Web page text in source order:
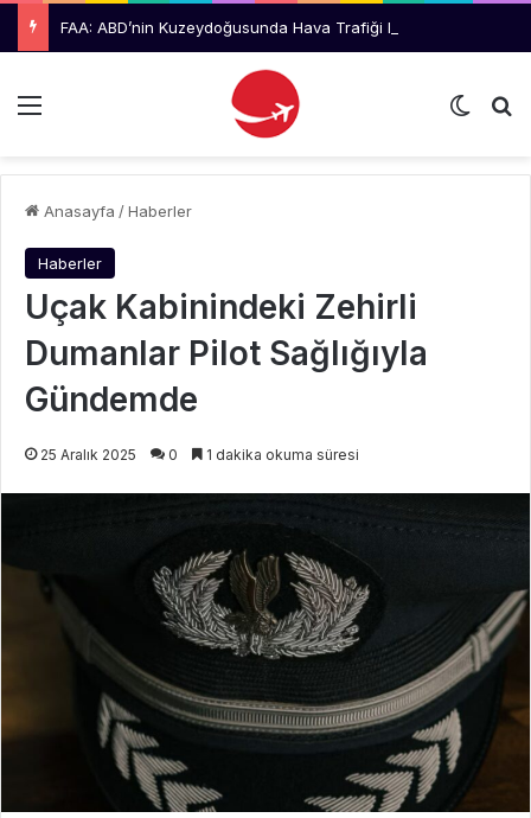
Menü Dış
Anasayfa /Haberler
Haberler
Uçak Kabinindeki Zehirli
Dumanlar Pilot Sağlığıyla
Gündemde
25 Aralık 2025 0 1 dakika okuma süresi